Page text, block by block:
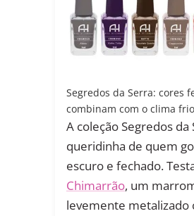
Segredos da Serra: cores
combinam com o clima
A coleção Segredos da
queridinha de quem
escuro e fechado.
Chimarrão, um
levemente metalizado